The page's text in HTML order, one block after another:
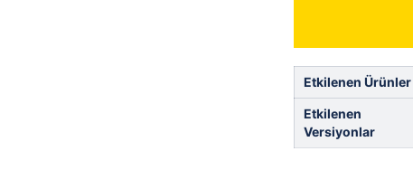
Etkilenen Ürünler
Etkilenen
Versiyonlar